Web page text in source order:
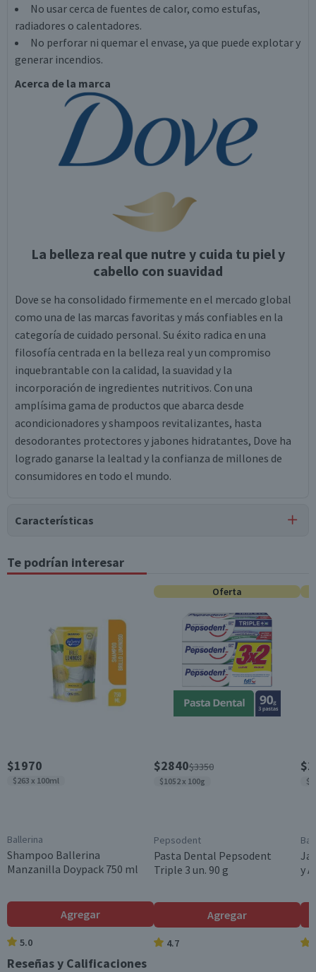
No usar cerca de fuentes de calor, como estufas,
radiadores o calentadores.
No perforar ni quemar el envase, ya que puede explotar y
generar incendios.
Acerca de la marca
La belleza real que nutre y cuida tu piel y
cabello con suavidad
Dove se ha consolidado firmemente en el mercado global
como una de las marcas favoritas y más confiables en la
categoría de cuidado personal. Su éxito radica en una
filosofía centrada en la belleza real y un compromiso
inquebrantable con la calidad, la suavidad y la
incorporación de ingredientes nutritivos. Con una
amplísima gama de productos que abarca desde
acondicionadores y shampoos revitalizantes, hasta
desodorantes protectores y jabones hidratantes, Dove ha
logrado ganarse la lealtad y la confianza de millones de
consumidores en todo el mundo.
Características
Tipo de Producto
Desodorantes
Característica Sustentable
Contenido
150 ml
Beneficios
Antitranspirante
Sensitive
Te podrían interesar
$1970
$263 x 100ml
Ballerina
Shampoo Ballerina
Manzanilla Doypack 750 ml
Agregar
5.0
Oferta
$2840$3350
$1052 x 100g
Pepsodent
Pasta Dental Pepsodent
Triple 3 un. 90 g
Agregar
4.7
y
Reseñas y Calificaciones